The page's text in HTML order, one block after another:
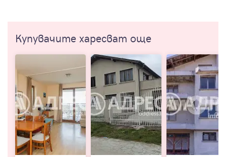
Купувачите харесват още